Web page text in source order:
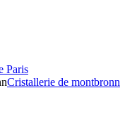
Paris
Cristallerie de montbronn